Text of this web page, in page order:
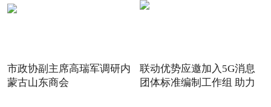
市政协副主席高瑞军调研内
蒙古山东商会
联动优势应邀加入5G消息
团体标准编制工作组 助力